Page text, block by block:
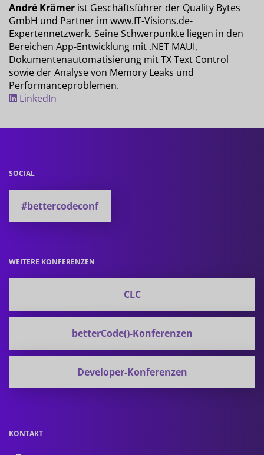
André Krämer ist Geschäftsführer der Quality Bytes
GmbH und Partner im www.IT-Visions.de-
Expertennetzwerk. Seine Schwerpunkte liegen in den
Bereichen App-Entwicklung mit .NET MAUI,
Dokumentenautomatisierung mit TX Text Control
sowie der Analyse von Memory Leaks und
Performanceproblemen.
LinkedIn
SOCIAL
#bettercodeconf
WEITERE KONFERENZEN
CLC
betterCode()-Konferenzen
Developer-Konferenzen
KONTAKT